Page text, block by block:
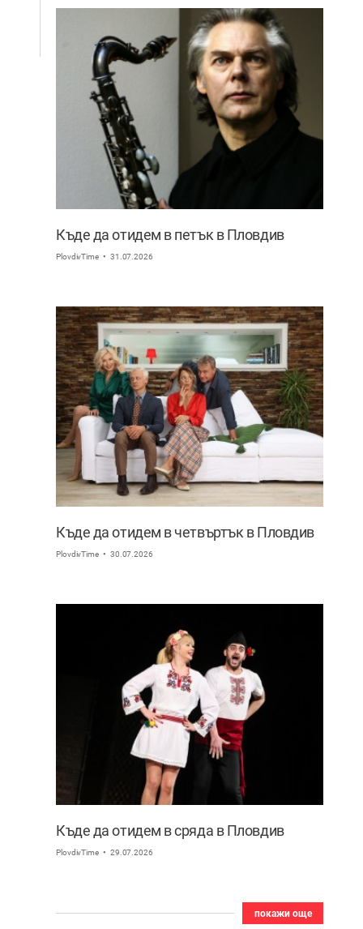
Къде да отидем в петък в Пловдив
PlovdivTime 31.07.2026
Къде да отидем в четвъртък в Пловдив
PlovdivTime 30.07.2026
Къде да отидем в сряда в Пловдив
PlovdivTime 29.07.2026
покажи още